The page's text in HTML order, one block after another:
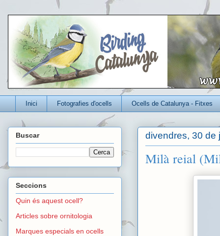
Un blog per conèixer millor els ocells que viuen a Catalunya
Inici Fotografies d'ocells Ocells de Catalunya - Fitxes
divendres, 30 de
Milà reial
Buscar
Seccions
Quin és aquest ocell?
Articles sobre ornitologia
Marques especials en ocells